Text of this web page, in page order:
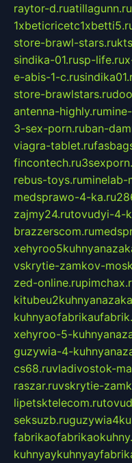
raytor-d.ruatillagunn.ru
store-brawl-stars.ru
sindika-01.rusp-life.ru
e-abis-1-c.ru
store-brawlstars.ru
antenna-highly.ru
3-sex-porn.ruban-
viagra-tablet.ru
fincontech.ru
rebus-toys.ruminelab-
medsprawo-4-ka.ru
zajmy24.rutovudyi-4-
brazzerscom.ru
vskrytie-zamkov-
zed-online.ru
xehyroo-5-
guzywia-4-
cs68.ruvladivostok-
raszar.ruvskrytie-
lipetsktelecom.ru
seksuzb.ru